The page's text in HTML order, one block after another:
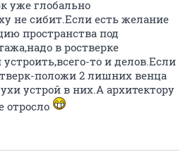
уже глобально
не сибит.Если есть желание
пространства под
в ростверке
то и делов.Если
положи 2 лишних венца
устрой в них.А архитектору
отросло